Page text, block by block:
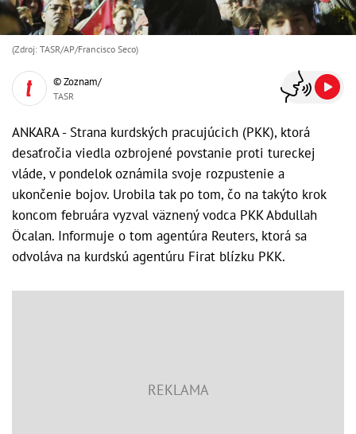
(Zdroj: TASR/AP/Francisco Seco)
© Zoznam/
TASR
ANKARA - Strana kurdských pracujúcich (PKK), ktorá
desaťročia viedla ozbrojené povstanie proti tureckej
vláde, v pondelok oznámila svoje rozpustenie a
ukončenie bojov. Urobila tak po tom, čo na takýto krok
koncom februára vyzval väznený vodca PKK Abdullah
Öcalan. Informuje o tom agentúra Reuters, ktorá sa
odvoláva na kurdskú agentúru Firat blízku PKK.